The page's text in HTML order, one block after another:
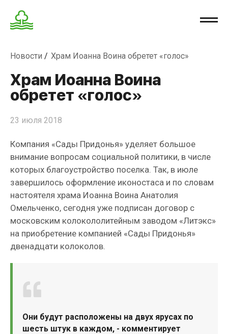
Новости Храм Иоанна Воина обретет «голос»
Храм Иоанна Воина
обретет «голос»
23 июля 2018
Компания «Сады Придонья» уделяет большое
внимание вопросам социальной политики, в числе
которых благоустройство поселка. Так, в июле
завершилось оформление иконостаса и по словам
настоятеля храма Иоанна Воина Анатолия
Омельченко, сегодня уже подписан договор с
московским колокололитейным заводом «Литэкс»
на приобретение компанией «Сады Придонья»
двенадцати колоколов.
Они будут расположены на двух ярусах по
шесть штук в каждом, - комментирует